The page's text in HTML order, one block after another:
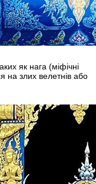
як нага (міфічні
на злих велетнів або